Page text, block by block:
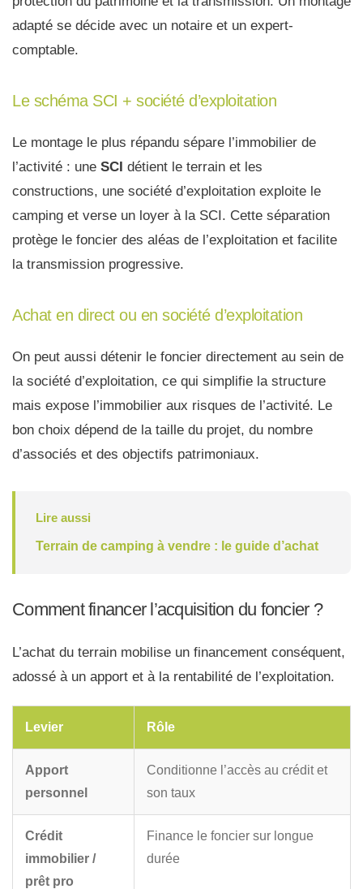
adapté se décide avec un notaire et un expert-
comptable.
Le schéma SCI + société d’exploitation
Le montage le plus répandu sépare l’immobilier de
l’activité : une SCI détient le terrain et les
constructions, une société d’exploitation exploite le
camping et verse un loyer à la SCI. Cette séparation
protège le foncier des aléas de l’exploitation et facilite
la transmission progressive.
Achat en direct ou en société d’exploitation
On peut aussi détenir le foncier directement au sein de
la société d’exploitation, ce qui simplifie la structure
mais expose l’immobilier aux risques de l’activité. Le
bon choix dépend de la taille du projet, du nombre
d’associés et des objectifs patrimoniaux.
Lire aussi
Terrain de camping à vendre : le guide d’achat
Comment financer l’acquisition du foncier ?
L’achat du terrain mobilise un financement conséquent,
adossé à un apport et à la rentabilité de l’exploitation.
Levier Rôle
Apport
personnel
Conditionne l’accès au crédit et
son taux
Crédit
immobilier /
prêt pro
Finance le foncier sur longue
durée